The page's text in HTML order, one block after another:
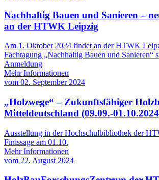
Nachhaltig Bauen und Sanieren –
an der HTWK Leipzig
Am 1. Oktober 2024 findet an der HTWK
Fachtagung „Nachhaltig Bauen und Sanieren“
Anmeldung
Mehr Informationen
vom 02. September 2024
„Holzwege“ – Zukunftsfähiger
Mitteldeutschland (09.09.-
Ausstellung in der Hochschulbibliothek der
Finissage am 01.10.
Mehr Informationen
vom 22. August 2024